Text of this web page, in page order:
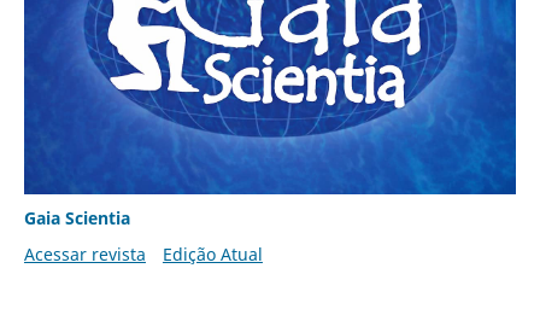
Gaia Scientia
Acessar revista
Edição Atual